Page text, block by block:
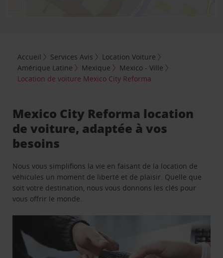
Accueil Services Avis
Location Voiture
Amérique Latine
Mexique
Mexico - Ville
Location de voiture Mexico City Reforma
Mexico City Reforma location
de voiture, adaptée à vos
besoins
Nous vous simplifions la vie en faisant de la location de
véhicules un moment de liberté et de plaisir. Quelle que
soit votre destination, nous vous donnons les clés pour
vous offrir le monde.